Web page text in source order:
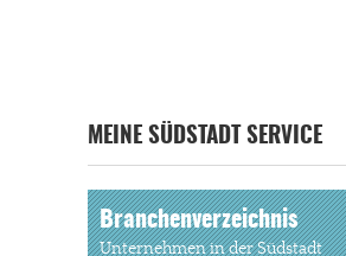
MEINE SÜDSTADT SERVICE
Branchenverzeichnis
Unternehmen in der Südstadt